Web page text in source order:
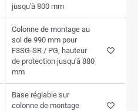
jusqu'à 800 mm
Colonne de montage au
sol de 990 mm pour
F3SG-SR / PG, hauteur
de protection jusqu'à 880
mm
Base réglable sur
colonne de montage